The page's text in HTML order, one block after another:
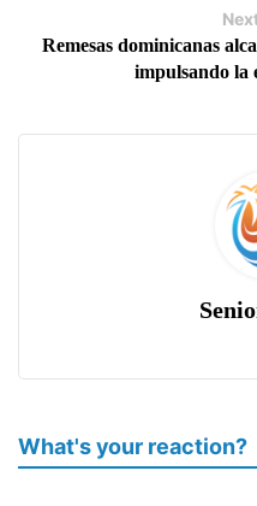
Remesas dominicanas
impulsando la
What's your reaction?